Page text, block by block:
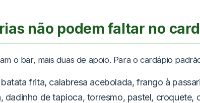
não podem faltar no
o bar, mais duas de apoio. Para o cardápio
batata frita, calabresa acebolada, frango à
dadinho de tapioca, torresmo, pastel, croquete,